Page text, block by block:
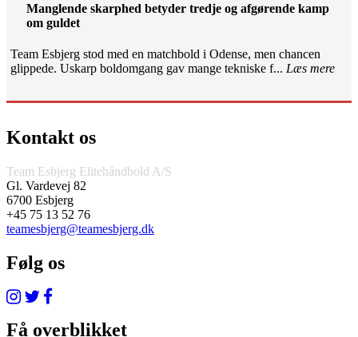
Manglende skarphed betyder tredje og afgørende kamp
om guldet
Team Esbjerg stod med en matchbold i Odense, men chancen
glippede. Uskarp boldomgang gav mange tekniske f... Læs mere
Kontakt os
Team Esbjerg Elitehåndbold A/S
Gl. Vardevej 82
6700 Esbjerg
+45 75 13 52 76
teamesbjerg@teamesbjerg.dk
Følg os
Få overblikket